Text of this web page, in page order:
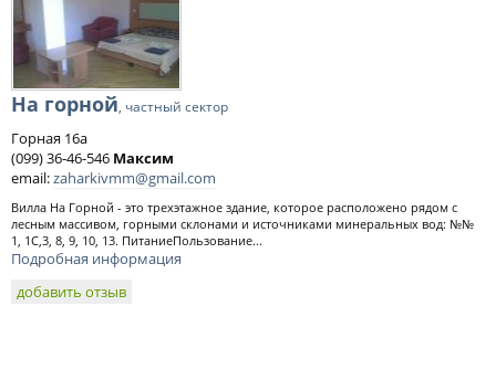
На горной, частный сектор
Горная 16а
(099) 36-46-546 Максим
email:zaharkivmm@gmail.com
Вилла На Горной - это трехэтажное здание, которое расположено рядом с
лесным массивом, горными склонами и источниками минеральных вод: №№
1, 1C,3, 8, 9, 10, 13. ПитаниеПользование...
Подробная информация
добавить отзыв